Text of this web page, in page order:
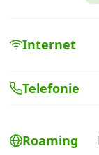
Internet
Telefonie
Roaming